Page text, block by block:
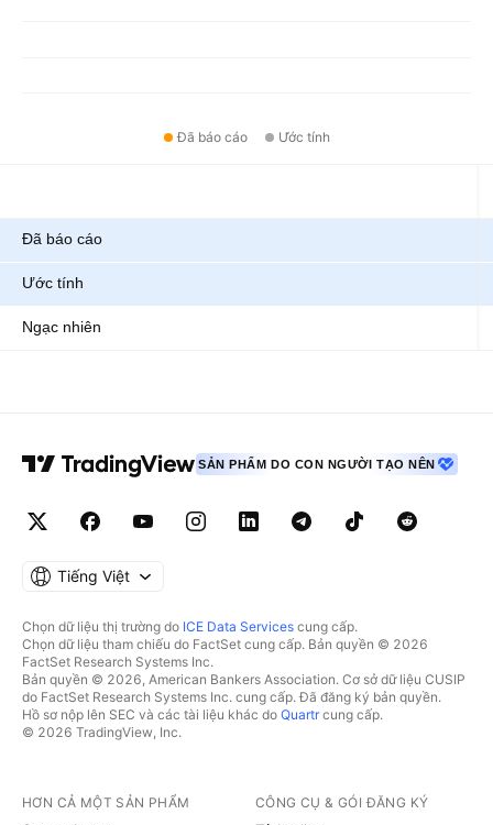
Đã báo cáo Ước tính
Đã báo cáo
Ước tính
Ngạc nhiên
SẢN PHẨM DO CON NGƯỜI TẠO NÊN
Tiếng Việt
Chọn dữ liệu thị trường do ICE Data Services cung cấp.
Chọn dữ liệu tham chiếu do FactSet cung cấp. Bản quyền © 2026
FactSet Research Systems Inc.
Bản quyền © 2026, American Bankers Association. Cơ sở dữ liệu CUSIP
do FactSet Research Systems Inc. cung cấp. Đã đăng ký bản quyền.
Hồ sơ nộp lên SEC và các tài liệu khác do Quartrcung cấp.
© 2026 TradingView, Inc.
HƠN CẢ MỘT SẢN PHẨM CÔNG CỤ & GÓI ĐĂNG KÝ